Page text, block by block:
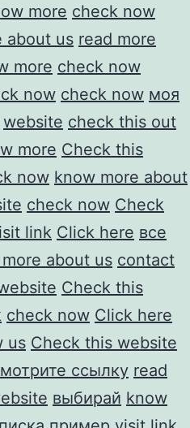
more check now
about us read more
more check now
now check now моя
website check this out
more Check this
now know more about
check now Check
link Click here все
about us contact
Check this
check now Click here
us Check this website
ссылку read
выбирай know